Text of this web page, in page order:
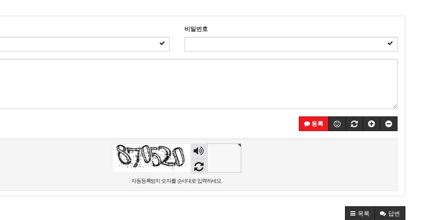
비밀번호
등록
숫자
음성
듣기
자동등록방지 숫자를 순서대로 입력하세요.
목록 답변